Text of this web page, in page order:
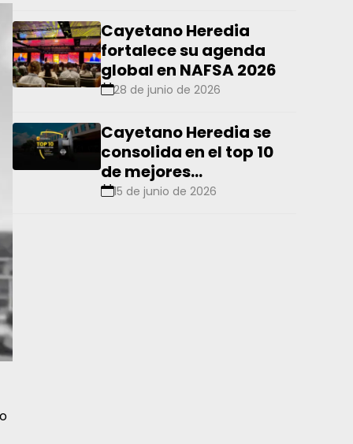
malaria en la región
Cayetano Heredia
fortalece su agenda
global en NAFSA 2026
28 de junio de 2026
Cayetano Heredia se
consolida en el top 10
de mejores
universidades de
15 de junio de 2026